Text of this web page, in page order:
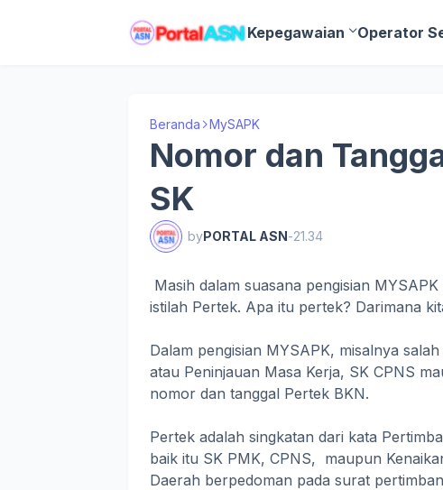
Kepegawaian Operator
Beranda MySAPK
Nomor dan
SK
byPORTAL ASN-21.34
Masih dalam suasana pengisian
istilah Pertek. Apa itu pertek? Darimana
Dalam pengisian MYSAPK, misalnya
atau Peninjauan Masa Kerja, SK CPNS
nomor dan tanggal Pertek BKN.
Pertek adalah singkatan dari kata
baik itu SK PMK, CPNS, maupun
Daerah berpedoman pada surat